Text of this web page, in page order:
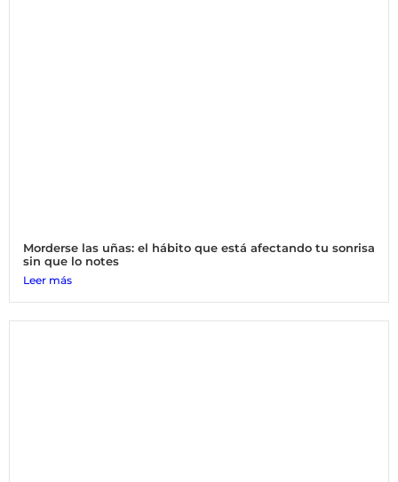
Morderse las uñas: el hábito que está afectando tu sonrisa
sin que lo notes
Leer más